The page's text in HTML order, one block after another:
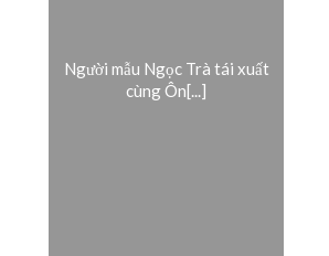
Người mẫu Ngọc Trà tái xuất
cùng Ôn[...]